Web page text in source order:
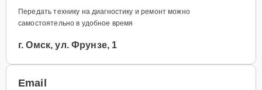
Передать технику на диагностику и ремонт можно
самостоятельно в удобное время
г. Омск, ул. Фрунзе, 1
Email